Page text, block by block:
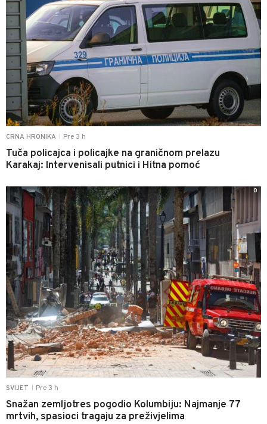
CRNA HRONIKA Pre 3 h
Tuča policajca i policajke na graničnom prelazu
Karakaj: Intervenisali putnici i Hitna pomoć
SVIJET Pre 3 h
Snažan zemljotres pogodio Kolumbiju: Najmanje 77
mrtvih, spasioci tragaju za preživjelima
0